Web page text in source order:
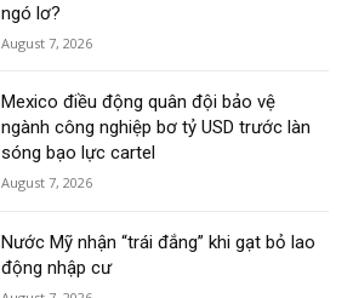
ngó lơ?
August 7, 2026
Mexico điều động quân đội bảo vệ
ngành công nghiệp bơ tỷ USD trước làn
sóng bạo lực cartel
August 7, 2026
Nước Mỹ nhận “trái đắng” khi gạt bỏ lao
động nhập cư